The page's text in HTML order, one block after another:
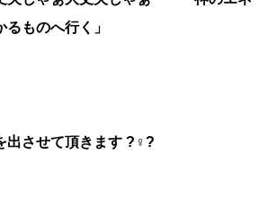
ものへ行く」
出させて頂きます ?♀?